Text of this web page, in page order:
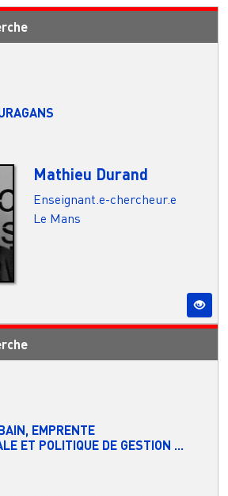
Mathieu Durand
Enseignant.e-chercheur.e
Le Mans
EMPRENTE
ET POLITIQUE DE GESTION ...